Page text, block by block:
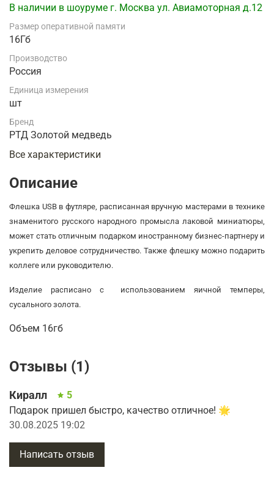
В наличии в шоуруме г. Москва ул. Авиамоторная д.12
Размер оперативной памяти
16Гб
Производство
Россия
Единица измерения
шт
Бренд
РТД Золотой медведь
Все характеристики
Описание
Флешка USB в футляре, расписанная вручную мастерами в технике
знаменитого русского народного промысла лаковой миниатюры,
может стать отличным подарком иностранному бизнес-партнеру и
укрепить деловое сотрудничество. Также флешку можно подарить
коллеге или руководителю.
Изделие расписано с использованием яичной темперы
сусального золота.
Объем 16гб
Отзывы (1)
Киралл
5
Подарок пришел быстро, качество отличное! 🌟
30.08.2025 19:02
Написать отзыв